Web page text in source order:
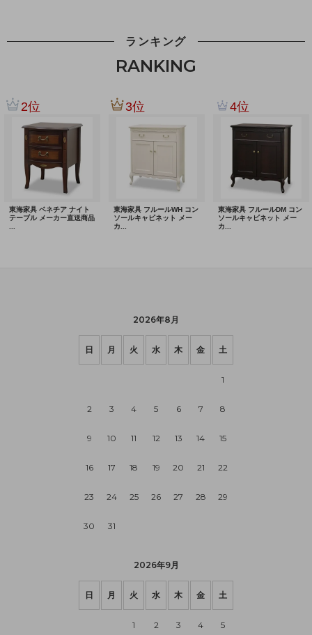
ランキング
RANKING
2026年8月
日 月 火 水 木 金 土
1
2 3 4 5 6 7 8
9 10 11 12 13 14 15
16 17 18 19 20 21 22
23 24 25 26 27 28 29
30 31
2026年9月
日 月 火 水 木 金 土
1 2 3 4 5